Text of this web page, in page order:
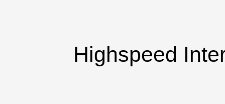
Highspeed